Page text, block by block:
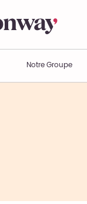
Notre Groupe